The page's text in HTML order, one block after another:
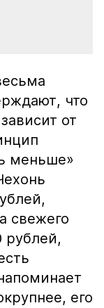
что
от
меньше»
свежего
рублей,
его